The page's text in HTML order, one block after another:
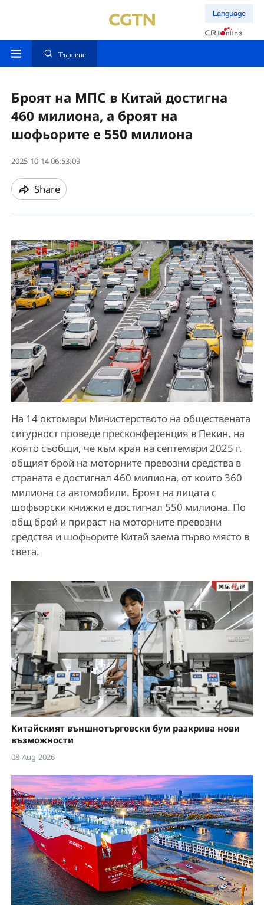
Language
Търсене
Броят на МПС в Китай достигна
460 милиона, а броят на
шофьорите е 550 милиона
2025-10-14 06:53:09
Share
На 14 октомври Министерството на обществената
сигурност проведе пресконференция в Пекин, на
която съобщи, че към края на септември 2025 г.
общият брой на моторните превозни средства в
страната е достигнал 460 милиона, от които 360
милиона са автомобили. Броят на лицата с
шофьорски книжки е достигнал 550 милиона. По
общ брой и прираст на моторните превозни
средства и шофьорите Китай заема първо място в
света.
Китайският външнотърговски бум разкрива нови
възможности
08-Aug-2026